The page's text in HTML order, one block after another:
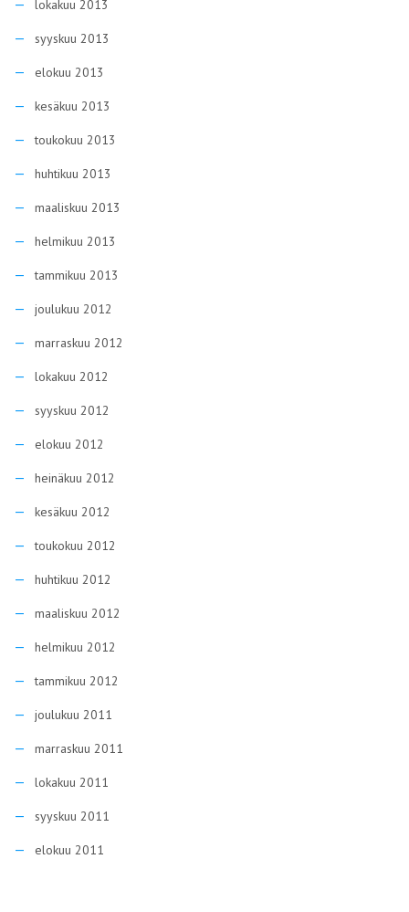
lokakuu 2013
syyskuu 2013
elokuu 2013
kesäkuu 2013
toukokuu 2013
huhtikuu 2013
maaliskuu 2013
helmikuu 2013
tammikuu 2013
joulukuu 2012
marraskuu 2012
lokakuu 2012
syyskuu 2012
elokuu 2012
heinäkuu 2012
kesäkuu 2012
toukokuu 2012
huhtikuu 2012
maaliskuu 2012
helmikuu 2012
tammikuu 2012
joulukuu 2011
marraskuu 2011
lokakuu 2011
syyskuu 2011
elokuu 2011